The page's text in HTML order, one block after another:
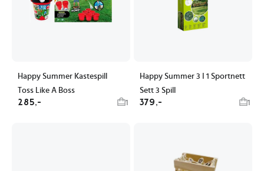
Happy Summer Kastespill
Toss Like A Boss
285,- 1
Happy Summer 3 I 1 Sportnett
Sett 3 Spill
379,- 1